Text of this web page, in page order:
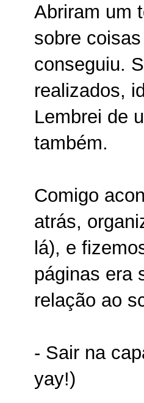
Abriram um
sobre
conseguiu.
realizados,
Lembrei de
também.
Comigo
atrás,
lá), e
páginas era
relação ao
- Sair na
yay!)